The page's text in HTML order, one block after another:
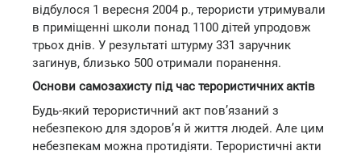
відбулося 1 вересня 2004 р., терористи утримували
в приміщенні школи понад 1100 дітей упродовж
трьох днів. У результаті штурму 331 заручник
загинув, близько 500 отримали поранення.
Основи самозахисту під час терористичних актів
Будь-який терористичний акт пов’язаний з
небезпекою для здоров’я й життя людей. Але цим
небезпекам можна протидіяти. Терористичні акти